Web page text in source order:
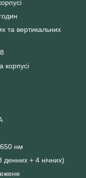
та вертикальних
корпусі
650 нм
денних + 4 нічних)